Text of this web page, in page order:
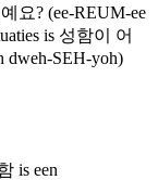
요? (ee-REUM-ee
is 성함이 어
dweh-SEH-yoh)
is een